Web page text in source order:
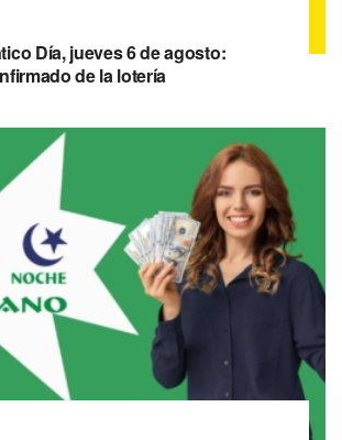
Día, jueves 6 de agosto:
de la lotería